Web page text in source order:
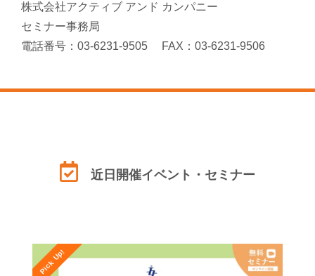
株式会社アクティブ アンド カンパニー
セミナー事務局
電話番号：03-6231-9505 FAX：03-6231-9506
近日開催イベント・セミナー
Pick Up!